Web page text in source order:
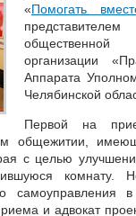
«Помогать
общественной
организации
Аппарата
Челябинской
Первой на
общежитии,
с целью
комнату.
самоуправления
и адвокат